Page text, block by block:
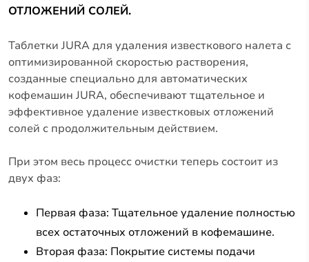
ОТЛОЖЕНИЙ СОЛЕЙ.
Таблетки JURA для удаления известкового налета с
оптимизированной скоростью растворения,
созданные специально для автоматических
кофемашин JURA, обеспечивают тщательное и
эффективное удаление известковых отложений
солей с продолжительным действием.
При этом весь процесс очистки теперь состоит из
двух фаз:
Первая фаза: Тщательное удаление полностью
всех остаточных отложений в кофемашине.
Вторая фаза: Покрытие системы подачи